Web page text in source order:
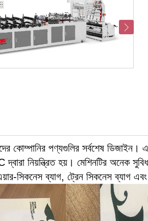
কোম্পানির পণ্যগুলির সর্বশেষ
দ্বারা নিয়ন্ত্রিত হয়। মেশিনটির অনেক
সিকনেস ব্যাগ, ট্রেন সিকনেস ব্যাগ